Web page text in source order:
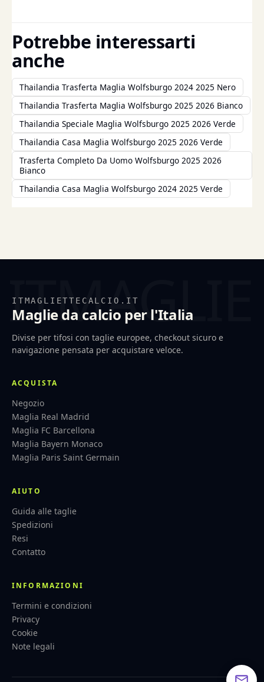
Potrebbe interessarti
anche
Thailandia Trasferta Maglia Wolfsburgo 2024 2025 Nero
Thailandia Trasferta Maglia Wolfsburgo 2025 2026 Bianco
Thailandia Speciale Maglia Wolfsburgo 2025 2026 Verde
Thailandia Casa Maglia Wolfsburgo 2025 2026 Verde
Trasferta Completo Da Uomo Wolfsburgo 2025 2026
Bianco
Thailandia Casa Maglia Wolfsburgo 2024 2025 Verde
ITMAGLIETTECALCIO.IT
Maglie da calcio per l'Italia
Divise per tifosi con taglie europee, checkout sicuro e
navigazione pensata per acquistare veloce.
ACQUISTA
Negozio
Maglia Real Madrid
Maglia FC Barcellona
Maglia Bayern Monaco
Maglia Paris Saint Germain
AIUTO
Guida alle taglie
Spedizioni
Resi
Contatto
INFORMAZIONI
Termini e condizioni
Privacy
Cookie
Note legali